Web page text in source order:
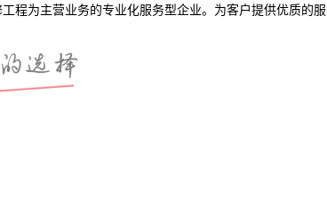
为主营业务的专业化服务型企业。为客户提供优质的服